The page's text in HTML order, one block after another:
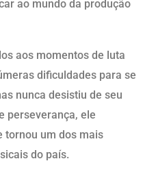
ao mundo da produção
aos momentos de luta
dificuldades para se
nunca desistiu de seu
perseverança, ele
tornou um dos mais
do país.